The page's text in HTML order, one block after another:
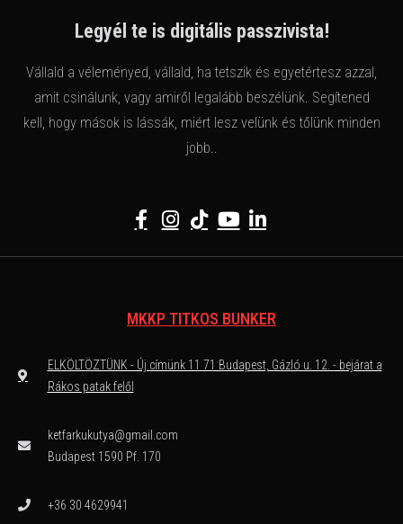
Legyél te is digitális passzivista!
Vállald a véleményed, vállald, ha tetszik és egyetértesz azzal,
amit csinálunk, vagy amiről legalább beszélünk. Segítened
kell, hogy mások is lássák, miért lesz velünk és tőlünk minden
jobb..
MKKP TITKOS BUNKER
ELKÖLTÖZTÜNK - Új címünk 11 71 Budapest, Gázló u. 12. - bejárat a
Rákos patak felől
ketfarkukutya@gmail.com
Budapest 1590 Pf. 170
+36 30 4629941